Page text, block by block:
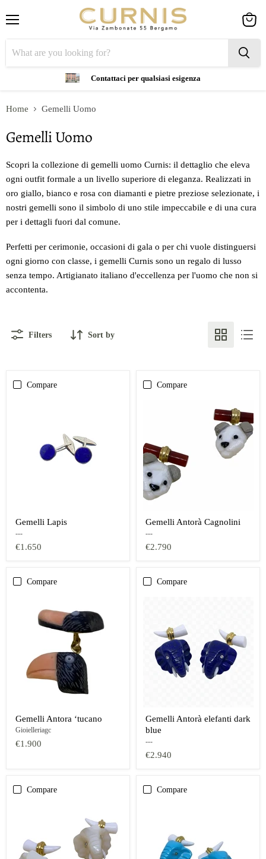
Contattaci per qualsiasi esigenza
cart
Home Gemelli Uomo
Gemelli Uomo
Scopri la collezione di gemelli uomo Curnis: il dettaglio che eleva
ogni outfit formale a un livello superiore di eleganza. Realizzati in
oro giallo, bianco e rosa con diamanti e pietre preziose selezionate, i
nostri gemelli sono il simbolo di uno stile impeccabile e di una cura
per i dettagli fuori dal comune.
Perfetti per cerimonie, occasioni di gala o per chi vuole distinguersi
ogni giorno con classe, i gemelli Curnis sono un regalo di lusso
senza tempo. Artigianato italiano d'eccellenza per l'uomo che non si
accontenta.
Filters Sort by
Compare
Gemelli Lapis
---
€1.650
Compare
Gemelli Antorà Cagnolini
---
€2.790
Compare
Gemelli Antora ‘tucano
Gioielleriagc
€1.900
Compare
Gemelli Antorà elefanti dark
blue
---
€2.940
Compare Compare